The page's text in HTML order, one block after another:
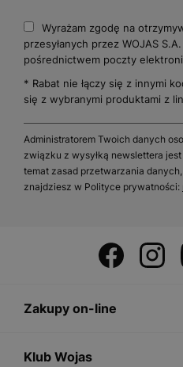
Wyrażam zgodę na
przesyłanych przez WOJAS
pośrednictwem poczty
* Rabat nie łączy się z innymi
się z wybranymi produktami z
Administratorem Twoich danych
związku z wysyłką newslettera
temat zasad przetwarzania
znajdziesz w Polityce prywatności:
Zakupy on-line
Klub Wojas